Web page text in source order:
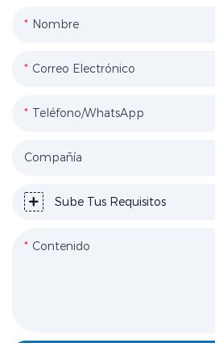
Nombre
Correo Electrónico
Teléfono/WhatsApp
Compañía
Sube Tus Requisitos
Contenido